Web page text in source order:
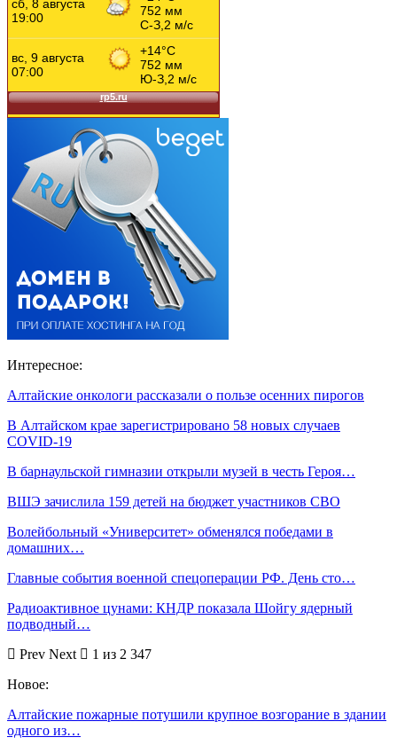
Интересное:
Алтайские онкологи рассказали о пользе осенних пирогов
В Алтайском крае зарегистрировано 58 новых случаев
COVID-19
В барнаульской гимназии открыли музей в честь Героя…
ВШЭ зачислила 159 детей на бюджет участников СВО
Волейбольный «Университет» обменялся победами в
домашних…
Главные события военной спецоперации РФ. День сто…
Радиоактивное цунами: КНДР показала Шойгу ядерный
подводный…
Prev Next
1 из 2 347
Новое:
Алтайские пожарные потушили крупное возгорание в здании
одного из…